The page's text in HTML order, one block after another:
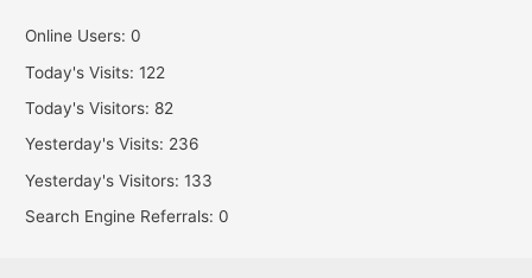
Online Users:0
Today's Visits:122
Today's Visitors: 82
Yesterday's Visits: 236
Yesterday's Visitors:133
Search Engine Referrals:0